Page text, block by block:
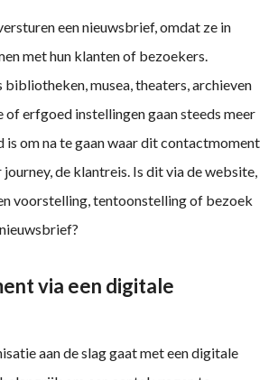
een nieuwsbrief, omdat ze in
met hun klanten of bezoekers.
musea, theaters, archieven
of erfgoed instellingen gaan steeds meer
is om na te gaan waar dit contactmoment
de klantreis. Is dit via de website,
voorstelling, tentoonstelling of bezoek
via een digitale
aan de slag gaat met een digitale